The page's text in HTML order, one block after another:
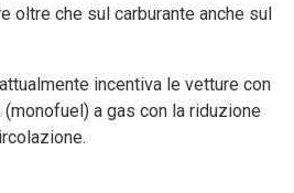
oltre che sul carburante anche sul
incentiva le vetture con
a gas con la riduzione